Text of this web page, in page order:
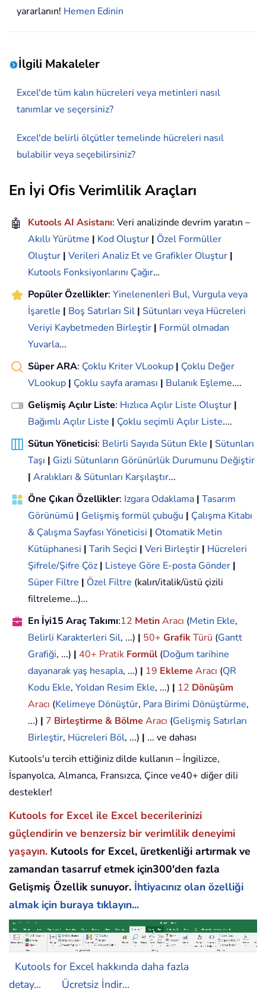
yararlanın! Hemen Edinin
İlgili Makaleler
Excel'de tüm kalın hücreleri veya metinleri nasıl
tanımlar ve seçersiniz?
Excel'de belirli ölçütler temelinde hücreleri nasıl
bulabilir veya seçebilirsiniz?
En İyi Ofis Verimlilik Araçları
🤖 Kutools AI Asistanı: Veri analizinde devrim yaratın –
Akıllı Yürütme | Kod Oluştur | Özel Formüller
Oluştur | Verileri Analiz Et ve Grafikler Oluştur |
Kutools Fonksiyonlarını Çağır…
Popüler Özellikler: Yinelenenleri Bul, Vurgula veya
İşaretle | Boş Satırları Sil | Sütunları veya Hücreleri
Veriyi Kaybetmeden Birleştir | Formül olmadan
Yuvarla...
Süper ARA: Çoklu Kriter VLookup | Çoklu Değer
VLookup | Çoklu sayfa araması | Bulanık Eşleme....
Gelişmiş Açılır Liste: Hızlıca Açılır Liste Oluştur |
Bağımlı Açılır Liste | Çoklu seçimli Açılır Liste....
Sütun Yöneticisi: Belirli Sayıda Sütun Ekle | Sütunları
Taşı | Gizli Sütunların Görünürlük Durumunu Değiştir
| Aralıkları & Sütunları Karşılaştır...
Öne Çıkan Özellikler: Izgara Odaklama | Tasarım
Görünümü | Gelişmiş formül çubuğu | Çalışma Kitabı
& Çalışma Sayfası Yöneticisi | Otomatik Metin
Kütüphanesi | Tarih Seçici | Veri Birleştir | Hücreleri
Şifrele/Şifre Çöz | Listeye Göre E-posta Gönder |
Süper Filtre | Özel Filtre (kalın/italik/üstü çizili
filtreleme...)...
En İyi15 Araç Takımı:12 MetinAracı (Metin Ekle,
Belirli Karakterleri Sil, ...) | 50+ GrafikTürü (Gantt
Grafiği, ...) | 40+ Pratik Formül (Doğum tarihine
dayanarak yaş hesapla, ...) | 19 Ekleme Aracı (QR
Kodu Ekle, Yoldan Resim Ekle, ...) | 12 Dönüşüm
Aracı (Kelimeye Dönüştür, Para Birimi Dönüştürme,
...) | 7 Birleştirme & Bölme Aracı (Gelişmiş Satırları
Birleştir, Hücreleri Böl, ...) | ... ve dahası
Kutools'u tercih ettiğiniz dilde kullanın – İngilizce,
İspanyolca, Almanca, Fransızca, Çince ve40+ diğer dili
destekler!
Kutools for Excel ile Excel becerilerinizi
güçlendirin ve benzersiz bir verimlilik deneyimi
yaşayın. Kutools for Excel, üretkenliği artırmak ve
zamandan tasarruf etmek için300'den fazla
Gelişmiş Özellik sunuyor. İhtiyacınız olan özelliği
almak için buraya tıklayın...
Kutools for Excel hakkında daha fazla
detay...
Ücretsiz İndir...